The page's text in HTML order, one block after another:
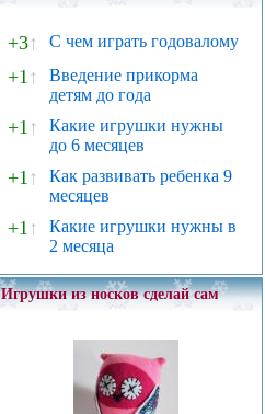
+3↑ С чем играть годовалому
+1↑
Введение прикорма
детям до года
+1↑
Какие игрушки нужны
до 6 месяцев
+1↑
Как развивать ребенка 9
месяцев
+1↑
Какие игрушки нужны в
2 месяца
Игрушки из носков сделай сам